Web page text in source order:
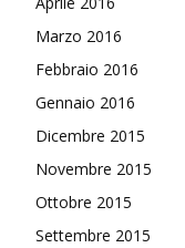
Marzo 2016
Febbraio 2016
Gennaio 2016
Dicembre 2015
Novembre 2015
Ottobre 2015
Settembre 2015